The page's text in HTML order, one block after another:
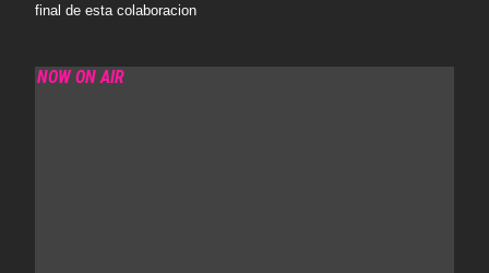
final de esta colaboracion
NOW ON AIR